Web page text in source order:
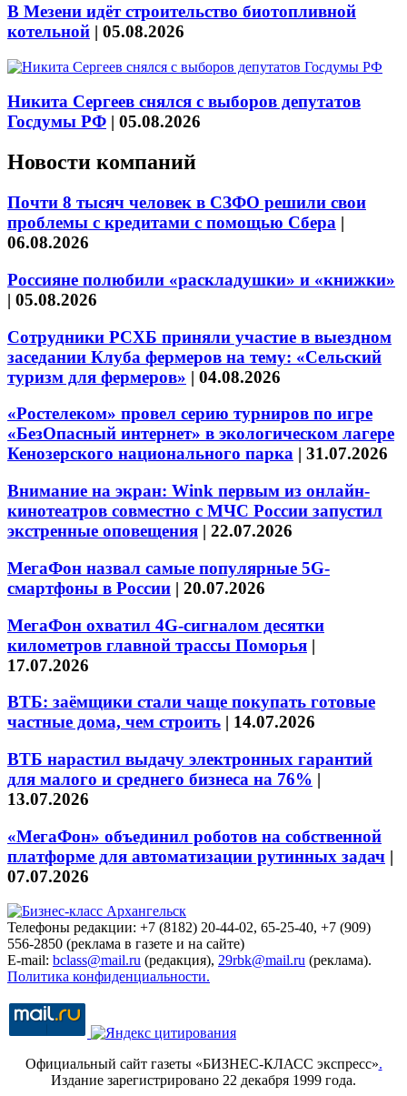
В Мезени идёт строительство биотопливной
котельной | 05.08.2026
Никита Сергеев снялся с выборов депутатов
Госдумы РФ | 05.08.2026
Новости компаний
Почти 8 тысяч человек в СЗФО решили свои
проблемы с кредитами с помощью Сбера |
06.08.2026
Россияне полюбили «раскладушки» и «книжки»
| 05.08.2026
Сотрудники РСХБ приняли участие в выездном
заседании Клуба фермеров на тему: «Сельский
туризм для фермеров» | 04.08.2026
«Ростелеком» провел серию турниров по игре
«БезОпасный интернет» в экологическом лагере
Кенозерского национального парка | 31.07.2026
Внимание на экран: Wink первым из онлайн-
кинотеатров совместно с МЧС России запустил
экстренные оповещения | 22.07.2026
МегаФон назвал самые популярные 5G-
смартфоны в России | 20.07.2026
МегаФон охватил 4G-сигналом десятки
километров главной трассы Поморья |
17.07.2026
ВТБ: заёмщики стали чаще покупать готовые
частные дома, чем строить | 14.07.2026
ВТБ нарастил выдачу электронных гарантий
для малого и среднего бизнеса на 76% |
13.07.2026
«МегаФон» объединил роботов на собственной
платформе для автоматизации рутинных задач |
07.07.2026
Телефоны редакции: +7 (8182) 20-44-02, 65-25-40, +7 (909)
556-2850 (реклама в газете и на сайте)
E-mail: bclass@mail.ru (редакция), 29rbk@mail.ru (реклама).
Политика конфиденциальности.
Официальный сайт газеты «БИЗНЕС-КЛАСС экспресс».
Издание зарегистрировано 22 декабря 1999 года.